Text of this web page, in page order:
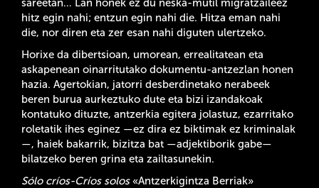
sareetan… Lan honek ez du neska-mutil migratzaileez
hitz egin nahi; entzun egin nahi die. Hitza eman nahi
die, nor diren eta zer esan nahi diguten ulertzeko.
Horixe da dibertsioan, umorean, errealitatean eta
askapenean oinarritutako dokumentu-antzezlan honen
hazia. Agertokian, jatorri desberdinetako nerabeek
beren burua aurkeztuko dute eta bizi izandakoak
kontatuko dituzte, antzerkia egitera jolastuz, ezarritako
roletatik ihes eginez —ez dira ez biktimak ez kriminalak
—, haiek bakarrik, bizitza bat —adjektiborik gabe—
bilatzeko beren grina eta zailtasunekin.
Sólo críos-Críos solos«Antzerkigintza Berriak»